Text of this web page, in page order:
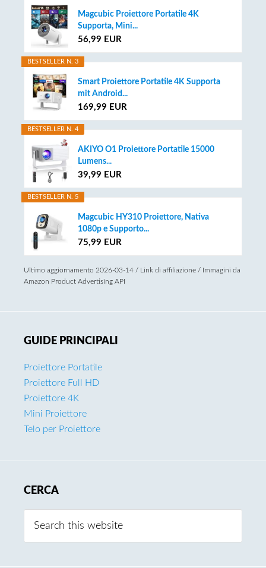
Magcubic Proiettore Portatile 4K
Supporta, Mini...
56,99 EUR
BESTSELLER N. 3
Smart Proiettore Portatile 4K Supporta
mit Android...
169,99 EUR
BESTSELLER N. 4
AKIYO O1 Proiettore Portatile 15000
Lumens...
39,99 EUR
BESTSELLER N. 5
Magcubic HY310 Proiettore, Nativa
1080p e Supporto...
75,99 EUR
Ultimo aggiornamento 2026-03-14 / Link di affiliazione / Immagini da
Amazon Product Advertising API
GUIDE PRINCIPALI
Proiettore Portatile
Proiettore Full HD
Proiettore 4K
Mini Proiettore
Telo per Proiettore
CERCA
this